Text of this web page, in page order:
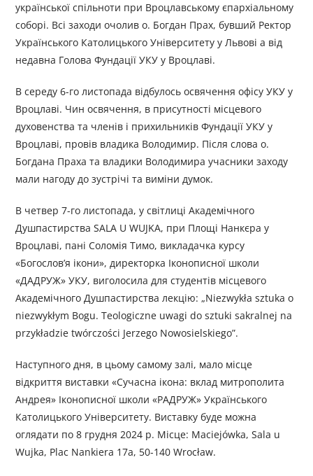
української спільноти при Вроцлавському єпархіальному
соборі. Всі заходи очолив о. Богдан Прах, бувший Ректор
Українського Католицького Університету у Львові а від
недавна Голова Фундації УКУ у Вроцлаві.
В середу 6-го листопада відбулось освячення офісу УКУ у
Вроцлаві. Чин освячення, в присутності місцевого
духовенства та членів і прихильників Фундації УКУ у
Вроцлаві, провів владика Володимир. Після слова о.
Богдана Праха та владики Володимира учасники заходу
мали нагоду до зустрічі та виміни думок.
В четвер 7-го листопада, у світлиці Академічного
Душпастирства SALA U WUJKA, при Площі Нанкєра у
Вроцлаві, пані Соломія Тимо, викладачка курсу
«Богослов’я ікони», директорка Іконописної школи
«ДАДРУЖ» УКУ, виголосила для студентів місцевого
Академічного Душпастирства лекцію: „Niezwykła sztuka o
niezwykłym Bogu. Teologiczne uwagi do sztuki sakralnej na
przykładzie twórczości Jerzego Nowosielskiego”.
Наступного дня, в цьому самому залі, мало місце
відкриття виставки «Сучасна ікона: вклад митрополита
Андрея» Іконописної школи «РАДРУЖ» Українського
Католицького Університету. Виставку буде можна
оглядати по 8 грудня 2024 р. Місце: Maciejówka, Sala u
Wujka, Plac Nankiera 17a, 50-140 Wrocław.